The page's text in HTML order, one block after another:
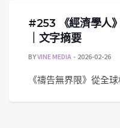
#253 《經濟學人
｜文字摘要
BYVINE MEDIA 2026-02-26
《禱告無界限》從全